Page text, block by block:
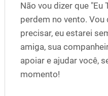
Não vou dizer que "Eu
perdem no vento. Vou
precisar, eu estarei
amiga, sua
apoiar e ajudar você,
momento!